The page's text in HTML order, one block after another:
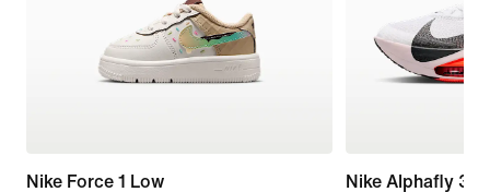
Nike Force 1 Low
Nike Alphafly 3